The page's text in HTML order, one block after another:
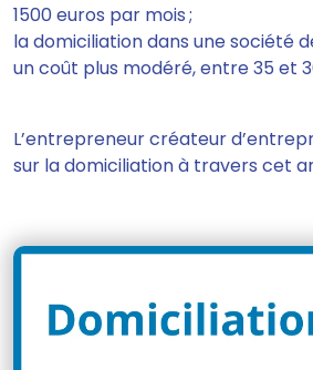
1500 euros par mois ;
la domiciliation dans une société
un coût plus modéré, entre 35 et
L’entrepreneur créateur
sur la domiciliation à travers cet